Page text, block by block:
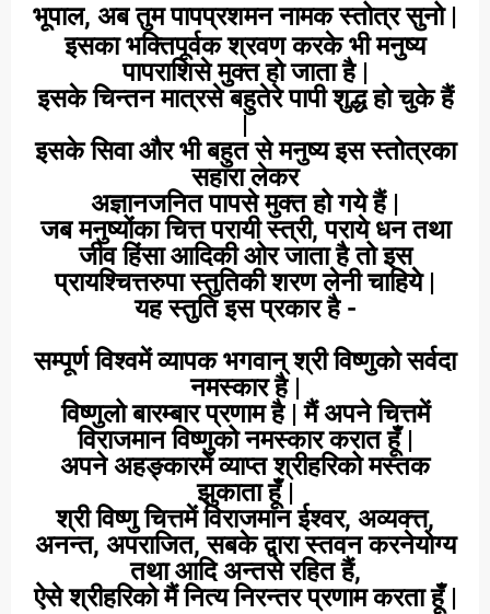
भूपाल, अब तुम पापप्रशमन नामक स्तोत्र सुनो |
इसका भक्तिपूर्वक श्रवण करके भी मनुष्य
पापराशिसे मुक्त हो जाता है |
इसके चिन्तन मात्रसे बहुतेरे पापी शुद्ध हो चुके हैं
|
इसके सिवा और भी बहुत से मनुष्य इस स्तोत्रका
सहारा लेकर
अज्ञानजनित पापसे मुक्त हो गये हैं |
जब मनुष्योंका चित्त परायी स्त्री, पराये धन तथा
जीव हिंसा आदिकी ओर जाता है तो इस
प्रायश्चित्तरुपा स्तुतिकी शरण लेनी चाहिये |
यह स्तुति इस प्रकार है -
सम्पूर्ण विश्वमें व्यापक भगवान् श्री विष्णुको सर्वदा
नमस्कार है |
विष्णुलो बारम्बार प्रणाम है | मैं अपने चित्तमें
विराजमान विष्णुको नमस्कार करात हूँ |
अपने अहङ्कारमें व्याप्त श्रीहरिको मस्तक
झुकाता हूँ |
श्री विष्णु चित्तमें विराजमान ईश्वर, अव्यक्त्त,
अनन्त, अपराजित, सबके द्वारा स्तवन करनेयोग्य
तथा आदि अन्तसे रहित हैं,
ऐसे श्रीहरिको मैं नित्य निरन्तर प्रणाम करता हूँ |